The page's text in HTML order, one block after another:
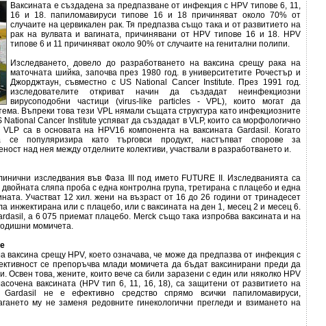
Ваксината е създадена за предпазване от инфекция с HPV типове 6, 11,
16 и 18. папиломавируси типове 16 и 18 причиняват около 70% от
случаите на цервикален рак. Тя предпазва също така и от развитието на
рак на вулвата и вагината, причинявани от HPV типове 16 и 18. HPV
типове 6 и 11 причиняват около 90% от случаите на генитални полипи.
Изследването, довело до разработването на ваксина срещу рака на
маточната шийка, започва през 1980 год. в университетите Рочестър и
Джорджтаун, съвместно с US National Cancer Institute. През 1991 год.
изследователите откриват начин да създадат неинфекциозни
вирусоподобни частици (virus-like particles - VPL), които могат да
Въпреки това тези VPL нямали същата структура като инфекциозните
National Cancer Institute успяват да създадат в VLP, които са морфологично
са в основата на HPV16 компонента на ваксината Gardasil. Когато
се популяризира като търговси продукт, настъпват спорове за
над нея между отделните колективи, участвали в разработването и.
изследвания във Фаза III под името FUTURE II. Изследванията са
сляпа проба с една контролна група, третирана с плацебо и една
Участват 12 хил. жени на възраст от 16 до 26 години от тринадесет
инжектирана или с плацебо, или с ваксината на ден 1, месец 2 и месец 6.
a 6 075 приемат плацебо. Merck също така изпробва ваксината и на
момичета.
ваксина срещу HPV, което означава, че може да предпазва от инфекция с
се препоръчва млади момичета да бъдат ваксинирани преди да
Освен това, жените, които вече са били заразени с един или няколко HPV
ваксината (HPV тип 6, 11, 16, 18), са защитени от развитието на
не е ефективно средство спрямо всички папиломавируси,
му не заменя редовните гинекологични прегледи и взимането на